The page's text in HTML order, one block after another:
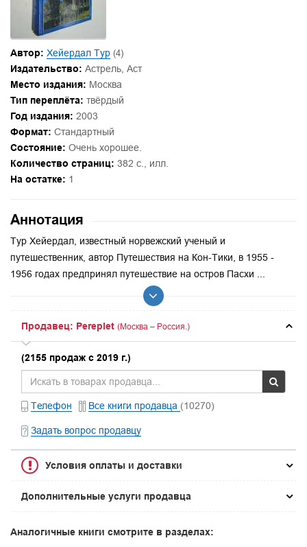
Автор: Хейердал Тур (4)
Издательство: Астрель, Аст
Место издания: Москва
Тип переплёта: твёрдый
Год издания: 2003
Формат: Стандартный
Состояние: Очень хорошее.
Количество страниц: 382 с., илл.
На остатке: 1
Аннотация
Тур Хейердал, известный норвежский ученый и
путешественник, автор Путешествия на Кон-Тики, в 1955 -
1956 годах предпринял путешествие на остров Пасхи ...
Продавец: Pereplet (Москва – Россия.)
(2155 продаж с 2019 г.)
Телефон Все книги продавца (10270)
Задать вопрос продавцу
Условия оплаты и доставки
Дополнительные услуги продавца
Аналогичные книги смотрите в разделах: